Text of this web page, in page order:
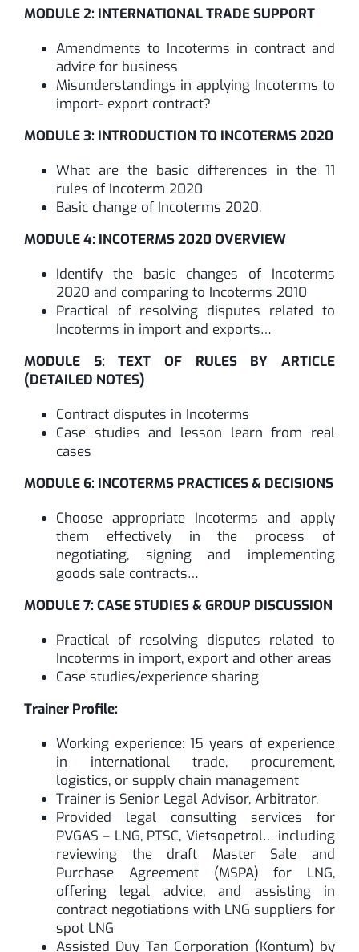
MODULE 2: INTERNATIONAL TRADE SUPPORT
Amendments to Incoterms in contract and
advice for business
Misunderstandings in applying Incoterms to
import- export contract?
MODULE 3: INTRODUCTION TO INCOTERMS 2020
What are the basic differences in the 11
rules of Incoterm 2020
Basic change of Incoterms 2020.
MODULE 4: INCOTERMS 2020 OVERVIEW
Identify the basic changes of Incoterms
2020 and comparing to Incoterms 2010
Practical of resolving disputes related to
Incoterms in import and exports…
MODULE 5: TEXT OF RULES BY ARTICLE
(DETAILED NOTES)
Contract disputes in Incoterms
Case studies and lesson learn from real
cases
MODULE 6: INCOTERMS PRACTICES & DECISIONS
Choose appropriate Incoterms and apply
them effectively in the process of
negotiating, signing and implementing
goods sale contracts…
MODULE 7: CASE STUDIES & GROUP DISCUSSION
Practical of resolving disputes related to
Incoterms in import, export and other areas
Case studies/experience sharing
Trainer Profile:
Working experience: 15 years of experience
in international trade, procurement,
logistics, or supply chain management
Trainer is Senior Legal Advisor, Arbitrator.
Provided legal consulting services for
PVGAS – LNG, PTSC, Vietsopetrol… including
reviewing the draft Master Sale and
Purchase Agreement (MSPA) for LNG,
offering legal advice, and assisting in
contract negotiations with LNG suppliers for
spot LNG
Assisted Duy Tan Corporation (Kontum) by